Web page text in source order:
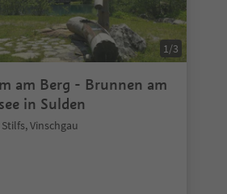
1/3
am Berg - Brunnen am
in Sulden
Vinschgau